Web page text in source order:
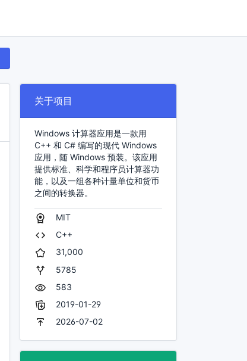
关于项目
Windows 计算器应用是一款用
C++ 和 C# 编写的现代 Windows
应用，随 Windows 预装。该应用
提供标准、科学和程序员计算器功
能，以及一组各种计量单位和货币
之间的转换器。
MIT
C++
31,000
5785
583
2019-01-29
2026-07-02